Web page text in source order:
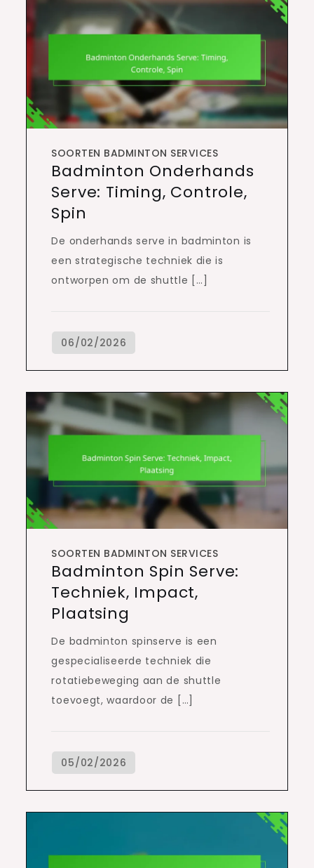
SOORTEN BADMINTON SERVICES
Badminton Onderhands
Serve: Timing, Controle,
Spin
De onderhands serve in badminton is
een strategische techniek die is
ontworpen om de shuttle […]
SOORTEN BADMINTON SERVICES
Badminton Spin Serve:
Techniek, Impact,
Plaatsing
De badminton spinserve is een
gespecialiseerde techniek die
rotatiebeweging aan de shuttle
toevoegt, waardoor de […]